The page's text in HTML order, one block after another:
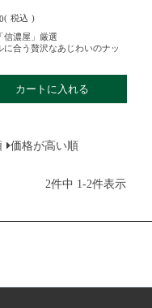
税込
信濃屋」厳選
に合う贅沢なあじわいのナッ
カートに入れる
価格が高い順
2件中 1 -2件表示